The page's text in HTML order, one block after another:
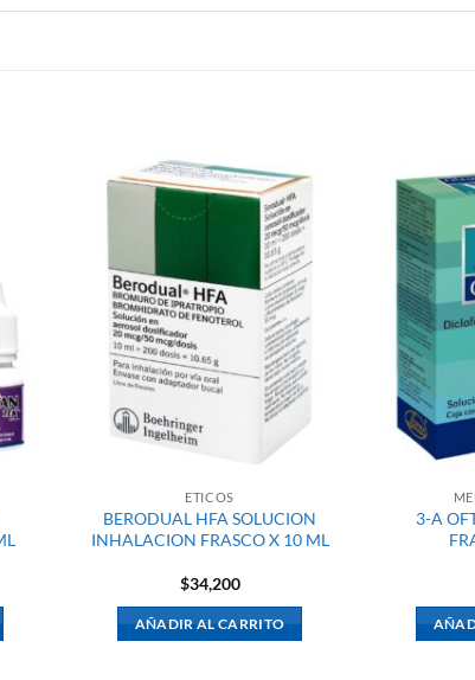
ETICOS
BERODUAL HFA SOLUCION
INHALACION FRASCO X 10 ML
$34,200
AÑADIR AL CARRITO
3-A